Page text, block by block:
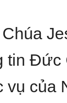
tin Đức
vụ của